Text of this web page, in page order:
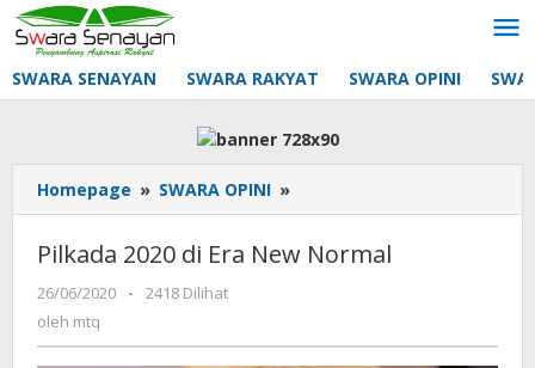
Lewati
ke
konten
SWARA SENAYAN SWARA RAKYAT SWARA OPINI
Homepage » SWARA OPINI »
2020
Era
Pilkada 2020 di Era New Normal
26/06/2020
oleh
-
2418 Dilihat
oleh mtq